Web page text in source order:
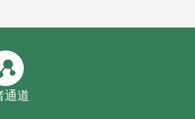
通道